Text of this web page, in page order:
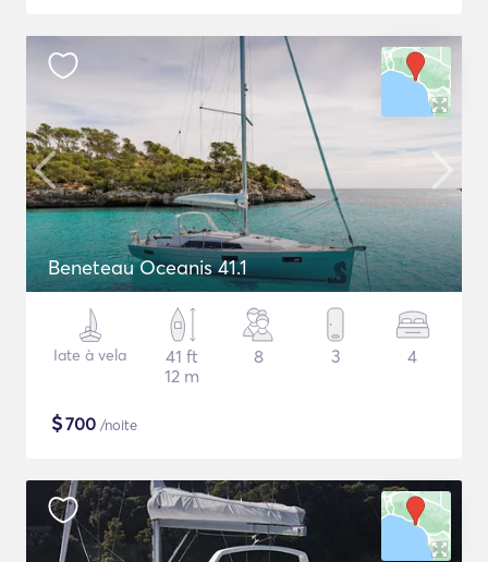
Beneteau Oceanis 41.1
Iate à vela
41 ft
12 m
8 3 4
$700 /noite